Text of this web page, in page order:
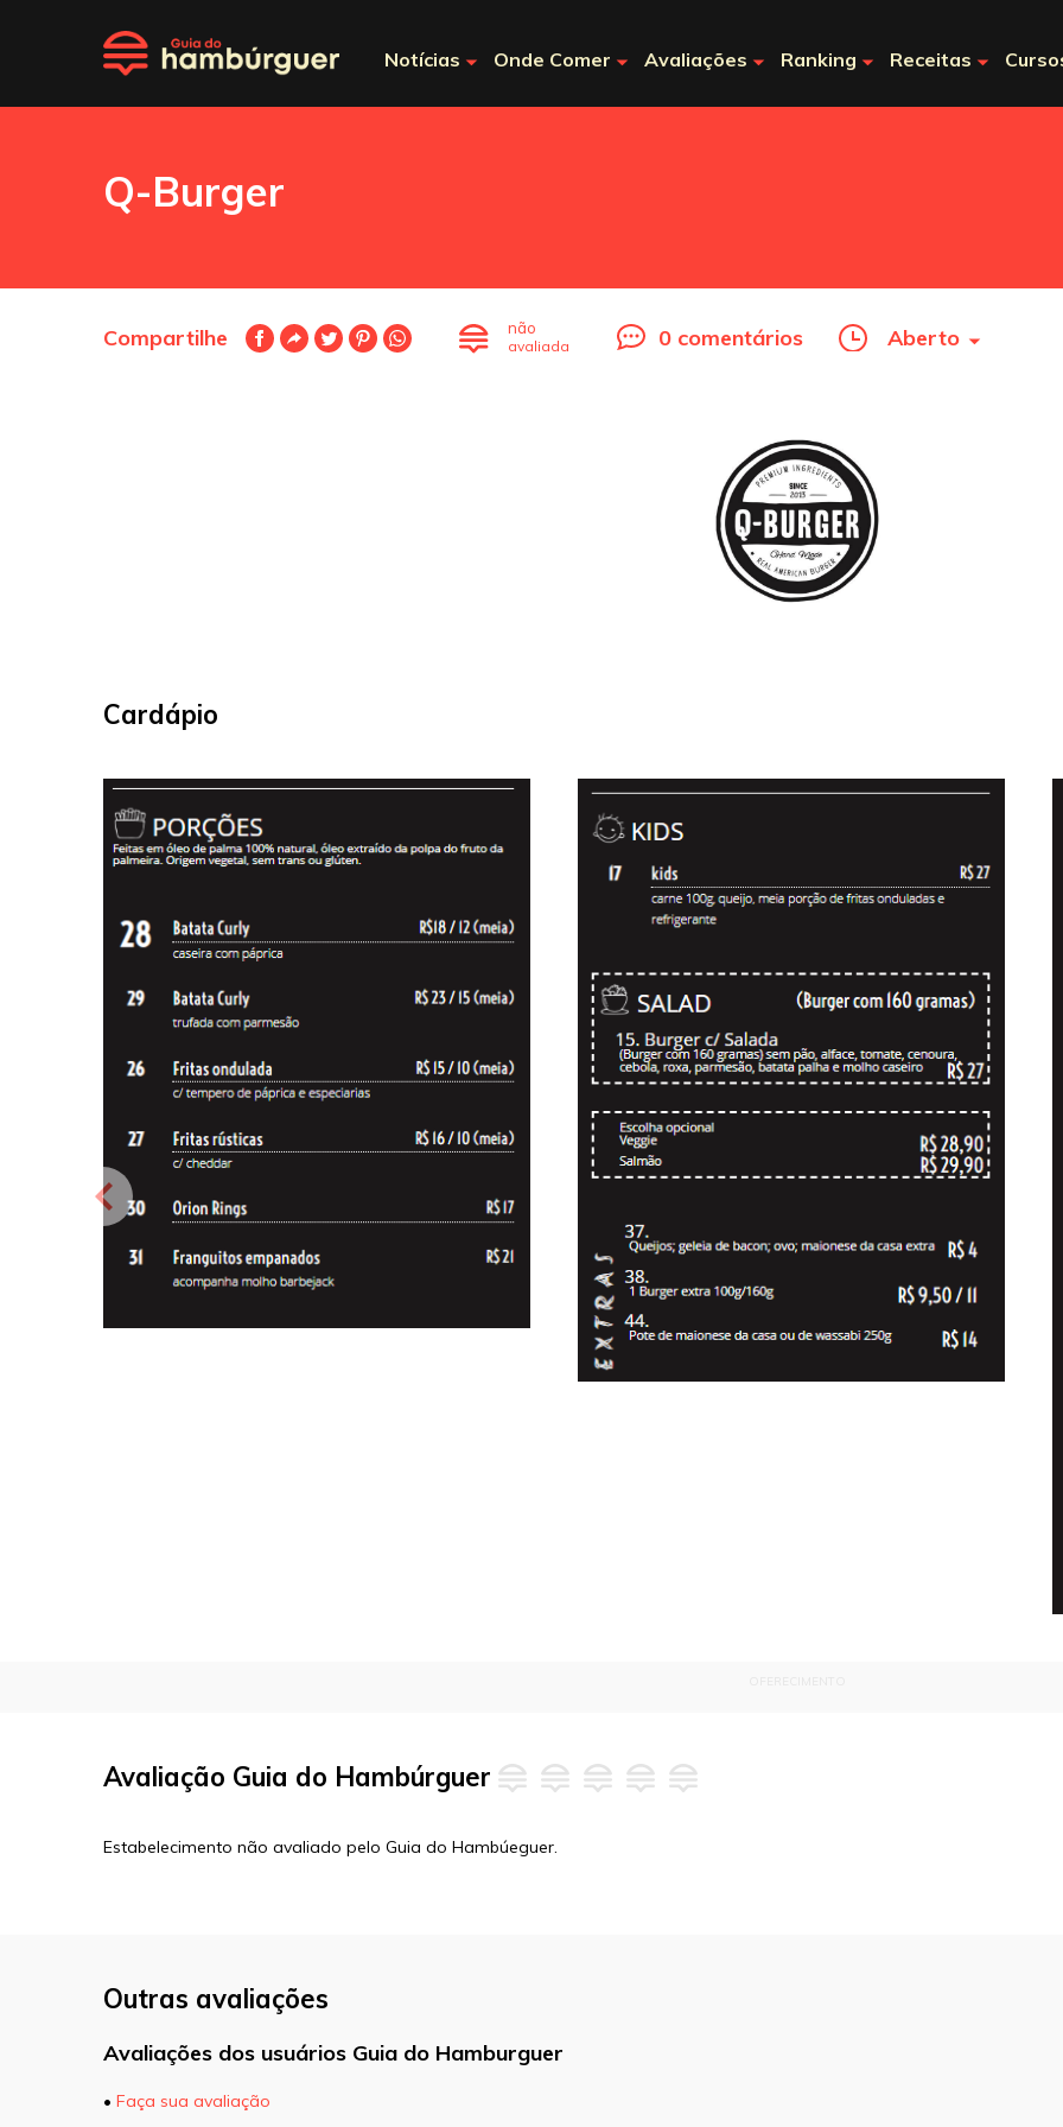
Notícias Onde Comer Avaliações Ranking Receitas
Q-Burger
Compartilhe não
avaliada 0 comentários Aberto
Cardápio
Avaliação Guia do Hambúrguer
Estabelecimento não avaliado pelo Guia do Hambúeguer.
Outras avaliações
Avaliações dos usuários Guia do Hamburguer
• Faça sua avaliação